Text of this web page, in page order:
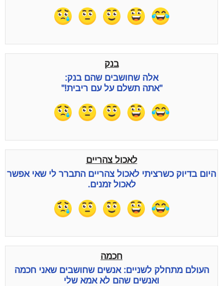
בנק
אלה שחושבים שהם בנק:
"אתה תשלם על עם ריבית!"
לאכול צהריים
היום בדיוק כשרציתי לאכול צהריים התברר לי שאי אפשר
לאכול זמנים.
חכמה
העולם מתחלק לשניים: אנשים שחושבים שאני חכמה
ואנשים שהם לא אמא שלי